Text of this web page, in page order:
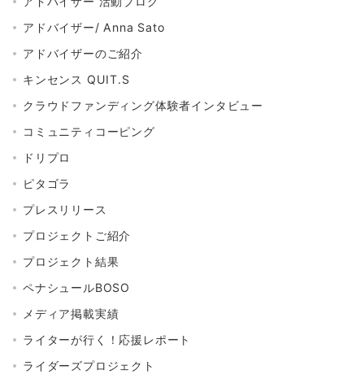
アドバイザー/ Anna Sato
アドバイザーのご紹介
キンセンス QUIT.S
クラウドファンディング体験者インタビュー
コミュニティコーピング
ドリプロ
ピタゴラ
プレスリリース
プロジェクトご紹介
プロジェクト結果
ペナシュールBOSO
メディア掲載実績
ライターが行く！応援レポート
ライダーズプロジェクト